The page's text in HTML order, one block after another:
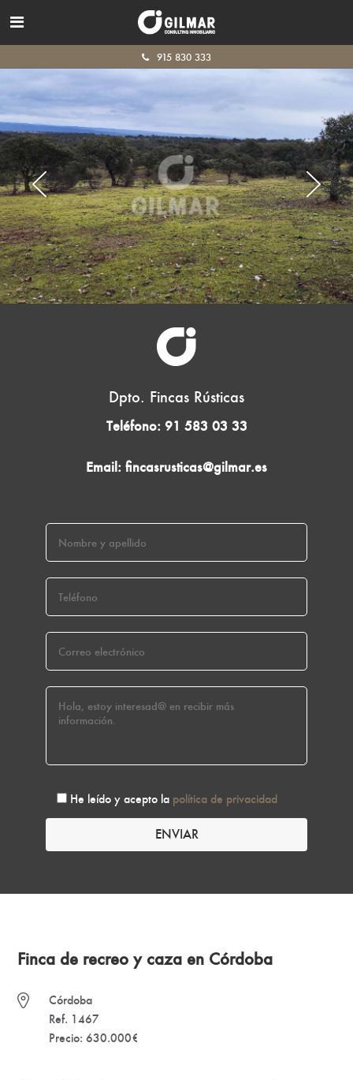
915 830 333
Dpto. Fincas Rústicas
Teléfono: 91 583 03 33
Email: fincasrusticas@gilmar.es
He leído y acepto la política de privacidad
Finca de recreo y caza en Córdoba
Córdoba
Ref. 1467
Precio: 630.000€